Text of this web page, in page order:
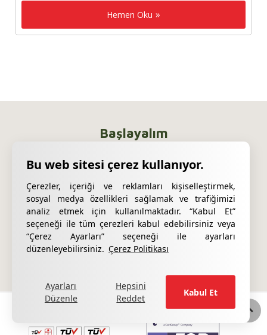
Çerezler, içeriği ve reklamları kişiselleştirmek,
sosyal medya özellikleri sağlamak ve trafiğimizi
analiz etmek için kullanılmaktadır. “Kabul Et”
seçeneği ile tüm çerezleri kabul edebilirsiniz veya
“Çerez Ayarları” seçeneği ile ayarları
düzenleyebilirsiniz. Çerez Politikası
Ayarları
Düzenle
Hepsini
Reddet
Kabul Et
Hemen Oku
Başlayalım
alın.
Daha fazla bilgi
almak ister misiniz?
Teklif Almak için Tıklayın